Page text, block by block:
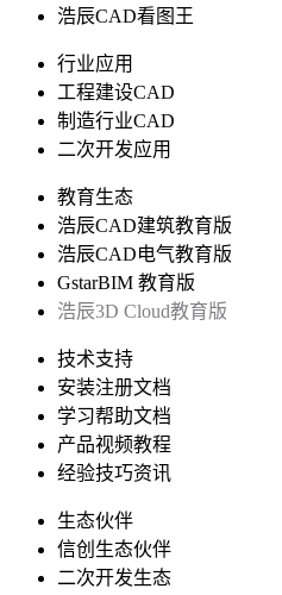
浩辰CAD看图王
行业应用
工程建设CAD
制造行业CAD
二次开发应用
教育生态
浩辰CAD建筑教育版
浩辰CAD电气教育版
GstarBIM 教育版
浩辰3D Cloud教育版
技术支持
安装注册文档
学习帮助文档
产品视频教程
经验技巧资讯
生态伙伴
信创生态伙伴
二次开发生态